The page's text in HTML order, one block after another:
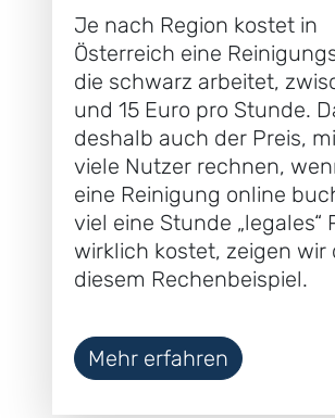
Je nach Region kostet in
Österreich eine
die schwarz arbeitet,
und 15 Euro pro Stunde.
deshalb auch der Preis,
viele Nutzer rechnen,
eine Reinigung online
viel eine Stunde „legales“
wirklich kostet, zeigen wir
diesem Rechenbeispiel.
Mehr erfahren